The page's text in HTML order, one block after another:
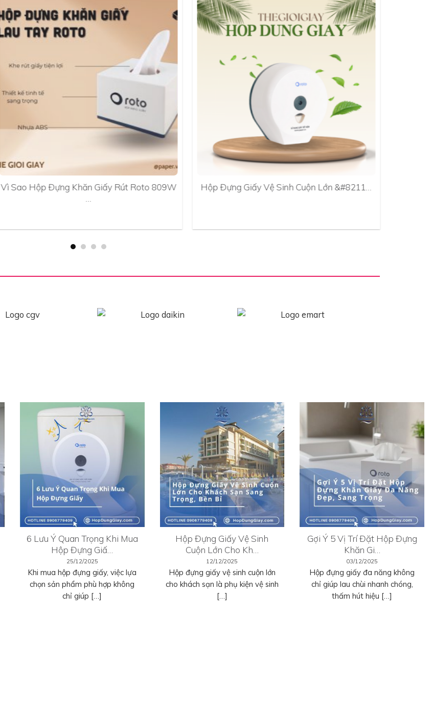
Vì Sao Hộp Đựng Khăn Giấy Rút Roto 809W
Hộp Đựng Giấy Vệ Sinh Cuộn Lớn &#8211…
6 Lưu Ý Quan Trọng Khi Mua
Hộp Đựng Giấ…
25/12/2025
Khi mua hộp đựng giấy, việc lựa
chọn sản phẩm phù hợp không
chỉ giúp […]
Hộp Đựng Giấy Vệ Sinh
Cuộn Lớn Cho Kh…
12/12/2025
Hộp đựng giấy vệ sinh cuộn lớn
cho khách sạn là phụ kiện vệ sinh
[…]
Gợi Ý 5 Vị Trí Đặt Hộp Đựng
Khăn Gi…
03/12/2025
Hộp đựng giấy đa năng không
chỉ giúp lau chùi nhanh chóng,
thấm hút hiệu […]